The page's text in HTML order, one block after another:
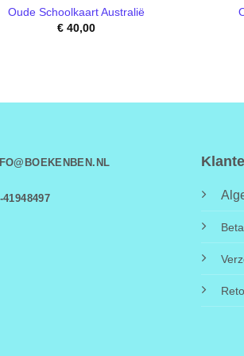
Oude Schoolkaart Australië
€ 40,00
41948497